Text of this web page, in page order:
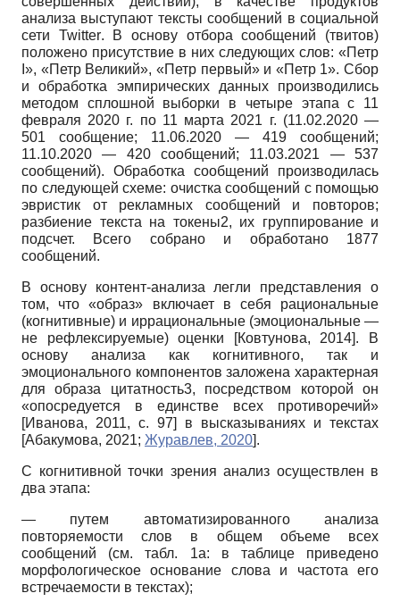
анализа выступают тексты сообщений в социальной
сети Twitter. В основу отбора сообщений (твитов)
положено присутствие в них следующих слов: «Петр
», «Петр Великий», «Петр первый» и «Петр 1». Сбор
и обработка эмпирических данных производились
методом сплошной выборки в четыре этапа с 11
февраля 2020 г. по 11 марта 2021 г. (11.02.2020 —
501 сообщение; 11.06.2020 — 419 сообщений;
11.10.2020 — 420 сообщений; 11.03.2021 — 537
сообщений). Обработка сообщений производилась
по следующей схеме: очистка сообщений с помощью
эв­ристик от рекламных сообщений и повторов;
разбиение текста на токены2, их группирование и
подсчет. Всего собрано и обработано 1877
сообщений.
В основу контент-анализа легли представления о
том, что «образ» включает в себя рациональные
(когнитивные) и иррациональные (эмоциональные —
не рефлексируемые) оценки
[Ковтунова, 2014]. В
основу анализа как когнитивного, так и
эмоционального компонентов заложена характерная
для образа цитатность3, посредством которой он
«опосредуется в единстве всех противоречий»
[Иванова, 2011, с. 97]
в высказываниях и текстах
[Абакумова, 2021; Журавлев, 2020].
С когнитивной точки зрения анализ осуществлен в
два этапа:
— путем автоматизированного анализа
повторяемости слов в общем объеме всех
сообщений (см. табл. 1а: в таблице приведено
морфологическое основание слова и частота его
встречае­мости в текстах);